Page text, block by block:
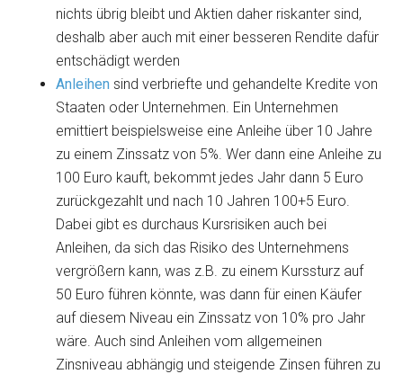
nichts übrig bleibt und Aktien daher riskanter sind,
deshalb aber auch mit einer besseren Rendite dafür
entschädigt werden
Anleihen sind verbriefte und gehandelte Kredite von
Staaten oder Unternehmen. Ein Unternehmen
emittiert beispielsweise eine Anleihe über 10 Jahre
zu einem Zinssatz von 5%. Wer dann eine Anleihe zu
100 Euro kauft, bekommt jedes Jahr dann 5 Euro
zurückgezahlt und nach 10 Jahren 100+5 Euro.
Dabei gibt es durchaus Kursrisiken auch bei
Anleihen, da sich das Risiko des Unternehmens
vergrößern kann, was z.B. zu einem Kurssturz auf
50 Euro führen könnte, was dann für einen Käufer
auf diesem Niveau ein Zinssatz von 10% pro Jahr
wäre. Auch sind Anleihen vom allgemeinen
Zinsniveau abhängig und steigende Zinsen führen zu